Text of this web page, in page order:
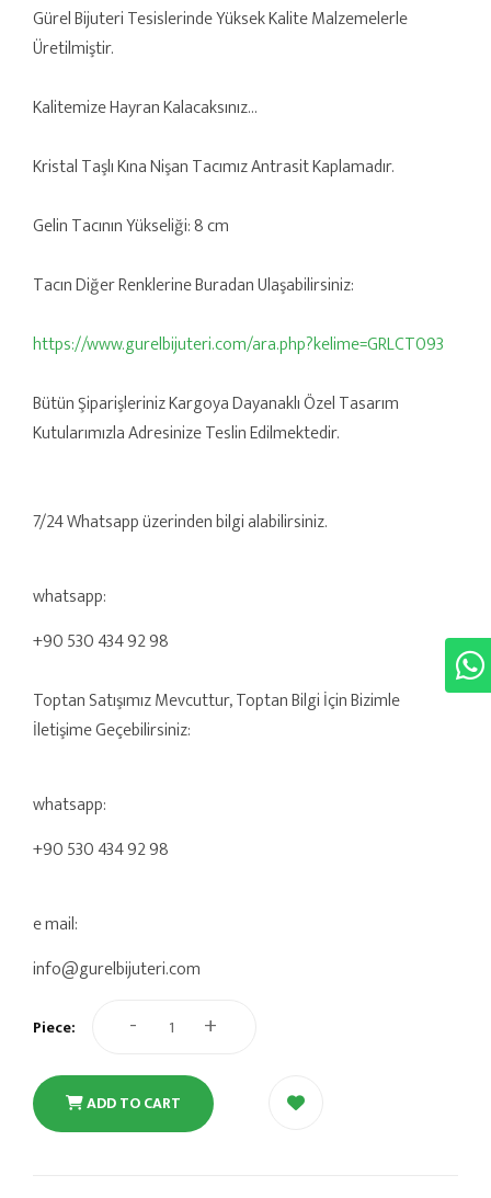
Gürel Bijuteri Tesislerinde Yüksek Kalite Malzemelerle
Üretilmiştir.
Kalitemize Hayran Kalacaksınız...
Kristal Taşlı Kına Nişan Tacımız Antrasit Kaplamadır.
Gelin Tacının Yükseliği: 8 cm
Tacın Diğer Renklerine Buradan Ulaşabilirsiniz:
https://www.gurelbijuteri.com/ara.php?kelime=GRLCT093
Bütün Şiparişleriniz Kargoya Dayanaklı Özel Tasarım
Kutularımızla Adresinize Teslin Edilmektedir.
7/24 Whatsapp üzerinden bilgi alabilirsiniz.
whatsapp:
+90 530 434 92 98
Toptan Satışımız Mevcuttur, Toptan Bilgi İçin Bizimle
İletişime Geçebilirsiniz:
whatsapp:
+90 530 434 92 98
e mail:
info@gurelbijuteri.com
Piece: - +
ADD TO CART